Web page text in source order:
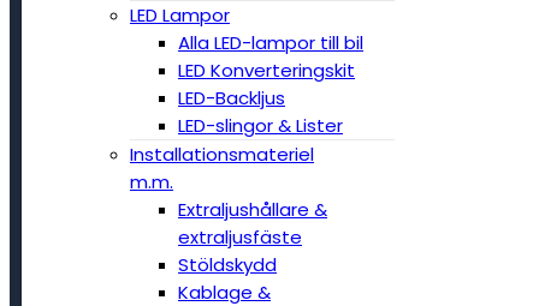
LED Lampor
Alla LED-lampor till bil
LED Konverteringskit
LED-Backljus
LED-slingor & Lister
Installationsmateriel
m.m.
Extraljushållare &
extraljusfäste
Stöldskydd
Kablage &